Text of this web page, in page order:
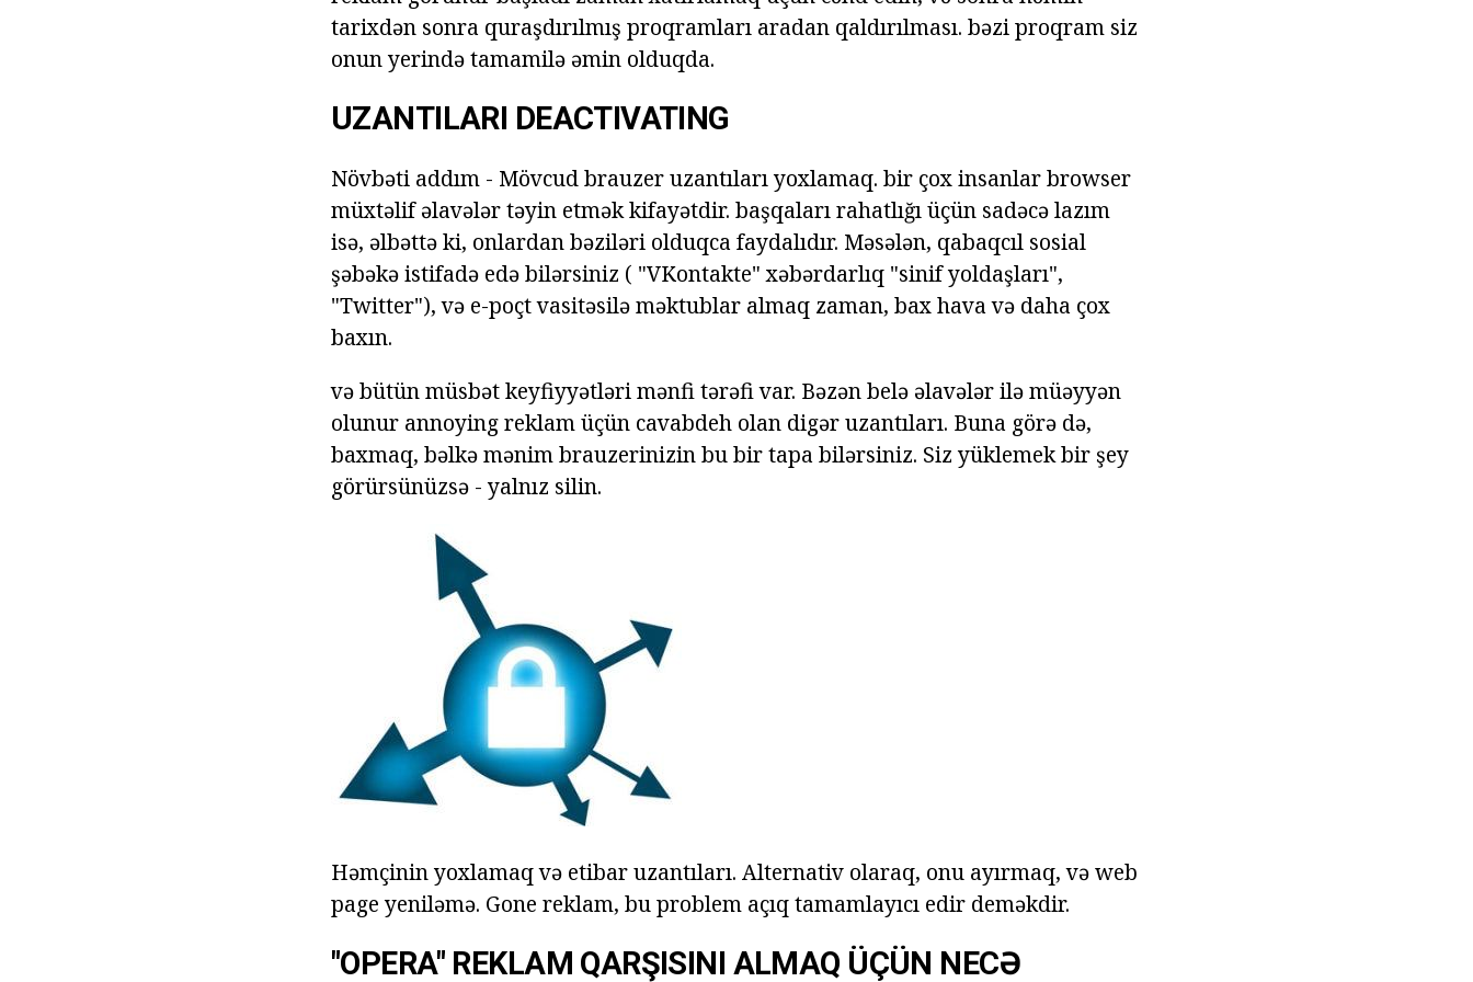
tarixdən sonra quraşdırılmış proqramları aradan qaldırılması. bəzi proqram siz
onun yerində tamamilə əmin olduqda.
UZANTILARI DEACTIVATING
Növbəti addım - Mövcud brauzer uzantıları yoxlamaq. bir çox insanlar browser
müxtəlif əlavələr təyin etmək kifayətdir. başqaları rahatlığı üçün sadəcə lazım
isə, əlbəttə ki, onlardan bəziləri olduqca faydalıdır. Məsələn, qabaqcıl sosial
şəbəkə istifadə edə bilərsiniz ( "VKontakte" xəbərdarlıq "sinif yoldaşları",
"Twitter"), və e-poçt vasitəsilə məktublar almaq zaman, bax hava və daha çox
baxın.
və bütün müsbət keyfiyyətləri mənfi tərəfi var. Bəzən belə əlavələr ilə müəyyən
olunur annoying reklam üçün cavabdeh olan digər uzantıları. Buna görə də,
baxmaq, bəlkə mənim brauzerinizin bu bir tapa bilərsiniz. Siz yüklemek bir şey
görürsünüzsə - yalnız silin.
Həmçinin yoxlamaq və etibar uzantıları. Alternativ olaraq, onu ayırmaq, və web
page yeniləmə. Gone reklam, bu problem açıq tamamlayıcı edir deməkdir.
"OPERA" REKLAM QARŞISINI ALMAQ ÜÇÜN NECƏ